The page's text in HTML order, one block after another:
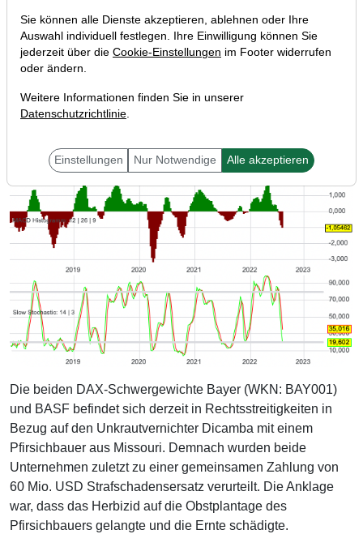
Die beiden DAX-Schwergewichte Bayer (WKN: BAY001)
und BASF befindet sich derzeit in Rechtsstreitigkeiten in
Bezug auf den Unkrautvernichter Dicamba mit einem
Pfirsichbauer aus Missouri. Demnach wurden beide
Unternehmen zuletzt zu einer gemeinsamen Zahlung von
60 Mio. USD Strafschadensersatz verurteilt. Die Anklage
war, dass das Herbizid auf die Obstplantage des
Pfirsichbauers gelangte und die Ernte schädigte.
Sie können alle Dienste akzeptieren, ablehnen oder Ihre
Auswahl individuell festlegen. Ihre Einwilligung können Sie
jederzeit über die Cookie-Einstellungen im Footer widerrufen
oder ändern.
Weitere Informationen finden Sie in unserer
Datenschutzrichtlinie.
Einstellungen Nur Notwendige Alle akzeptieren